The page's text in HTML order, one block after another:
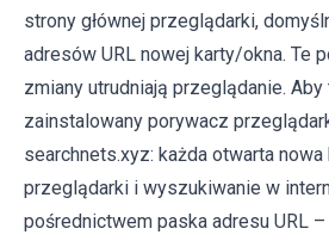
strony głównej przeglądarki,
adresów URL nowej karty/okna. Te
zmiany utrudniają przeglądanie.
zainstalowany porywacz
searchnets.xyz: każda otwarta
przeglądarki i wyszukiwanie w
pośrednictwem paska adresu URL